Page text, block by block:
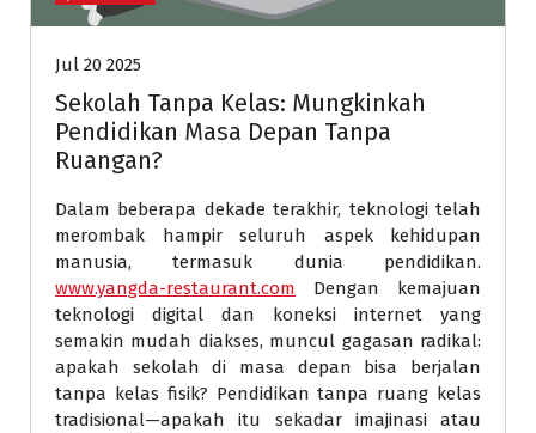
Jul 20 2025
Sekolah Tanpa Kelas: Mungkinkah
Pendidikan Masa Depan Tanpa
Ruangan?
Dalam beberapa dekade terakhir, teknologi telah
merombak hampir seluruh aspek kehidupan
manusia, termasuk dunia pendidikan.
www.yangda-restaurant.com Dengan kemajuan
teknologi digital dan koneksi internet yang
semakin mudah diakses, muncul gagasan radikal:
apakah sekolah di masa depan bisa berjalan
tanpa kelas fisik? Pendidikan tanpa ruang kelas
tradisional—apakah itu sekadar imajinasi atau